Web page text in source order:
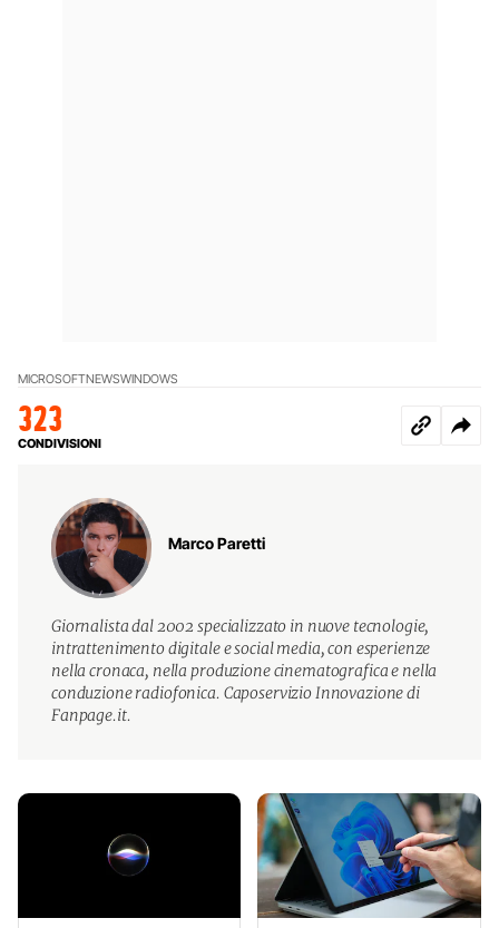
MICROSOFTNEWSWINDOWS
323
CONDIVISIONI
Marco Paretti
Giornalista dal 2002 specializzato in nuove tecnologie,
intrattenimento digitale e social media, con esperienze
nella cronaca, nella produzione cinematografica e nella
conduzione radiofonica. Caposervizio Innovazione di
Fanpage.it.